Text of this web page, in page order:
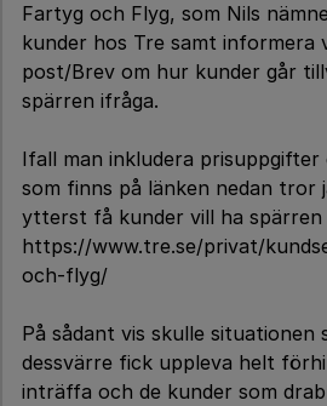
Fartyg och Flyg, som Nils
kunder hos Tre samt informera
post/Brev om hur kunder går
spärren ifråga.
Ifall man inkludera
som finns på länken nedan tror
ytterst få kunder vill ha
https://www.tre.se/privat/
och-flyg/
På sådant vis skulle situationen
dessvärre fick uppleva helt
inträffa och de kunder som